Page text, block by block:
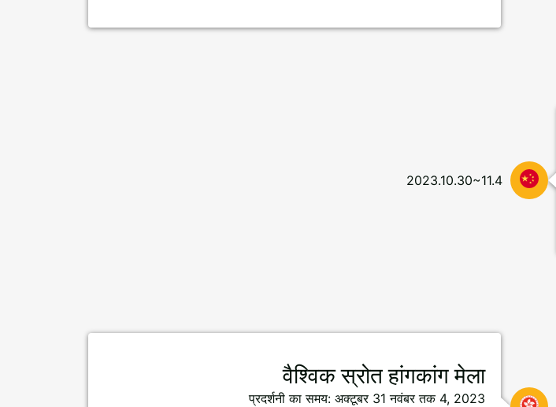
2023.10.30~11.4
वैश्विक स्रोत हांगकांग मेला
प्रदर्शनी का समय: अक्टूबर 31 नवंबर तक 4, 2023